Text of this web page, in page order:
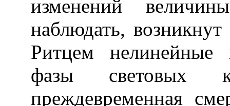
изменений
наблюдать,
Ритцем нелинейные
фазы световых
преждевременная